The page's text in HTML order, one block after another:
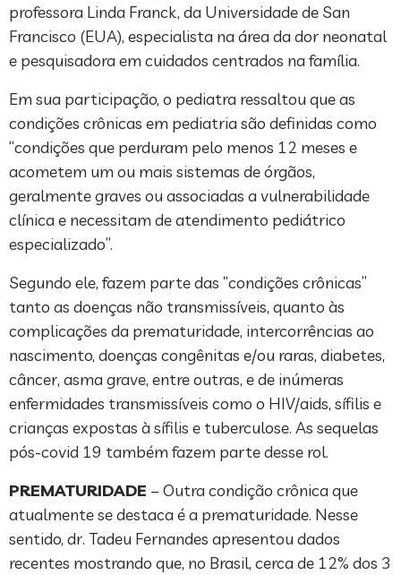
professora Linda Franck, da Universidade de San
Francisco (EUA), especialista na área da dor neonatal
e pesquisadora em cuidados centrados na família.
Em sua participação, o pediatra ressaltou que as
condições crônicas em pediatria são definidas como
“condições que perduram pelo menos 12 meses e
acometem um ou mais sistemas de órgãos,
geralmente graves ou associadas a vulnerabilidade
clínica e necessitam de atendimento pediátrico
especializado”.
Segundo ele, fazem parte das “condições crônicas”
tanto as doenças não transmissíveis, quanto às
complicações da prematuridade, intercorrências ao
nascimento, doenças congênitas e/ou raras, diabetes,
câncer, asma grave, entre outras, e de inúmeras
enfermidades transmissíveis como o HIV/aids, sífilis e
crianças expostas à sífilis e tuberculose. As sequelas
pós-covid 19 também fazem parte desse rol.
PREMATURIDADE – Outra condição crônica que
atualmente se destaca é a prematuridade. Nesse
sentido, dr. Tadeu Fernandes apresentou dados
recentes mostrando que, no Brasil, cerca de 12% dos 3